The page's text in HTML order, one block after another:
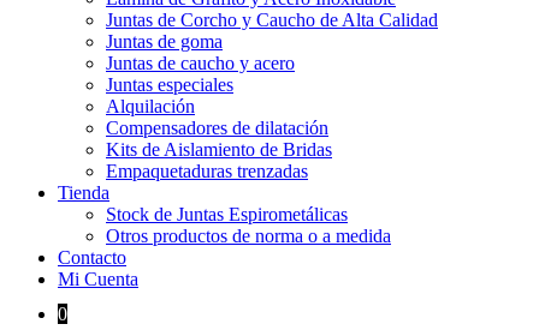
Juntas de Corcho y Caucho de Alta Calidad
Juntas de goma
Juntas de caucho y acero
Juntas especiales
Alquilación
Compensadores de dilatación
Kits de Aislamiento de Bridas
Empaquetaduras trenzadas
Tienda
Stock de Juntas Espirometálicas
Otros productos de norma o a medida
Contacto
Mi Cuenta
0